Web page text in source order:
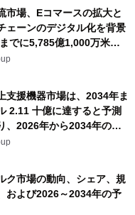
市場、Eコマースの拡大と
ェーンのデジタル化を背景
でに5,785億1,000万米ド
見通し
支援機器市場は、2034年ま
2.11 十億に達すると予測
、2026年から2034年の期
のCAGRで拡大し、空港の
空交通量の増加によって牽
ク市場の動向、シェア、規
および2026～2034年の予